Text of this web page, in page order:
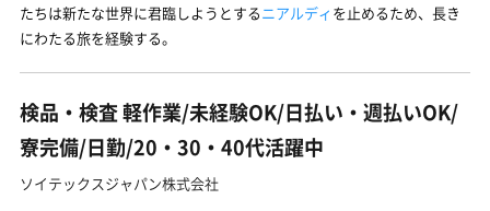
たちは新たな世界に君臨しようとするニアルディ を止めるため、長き
にわたる旅を経験する。
検品・検査 軽作業/未経験OK/日払い・週払いOK/
寮完備/日勤/20・30・40代活躍中
ソイテックスジャパン株式会社